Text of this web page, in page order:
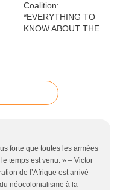
forte que toutes les armées
temps est venu. » – Victor
de l’Afrique est arrivé
néocolonialisme à la